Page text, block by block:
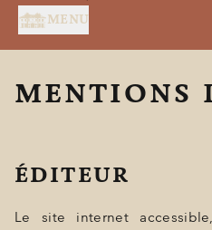
MENU
MENTIONS
ÉDITEUR
Le site internet
Cookies management panel